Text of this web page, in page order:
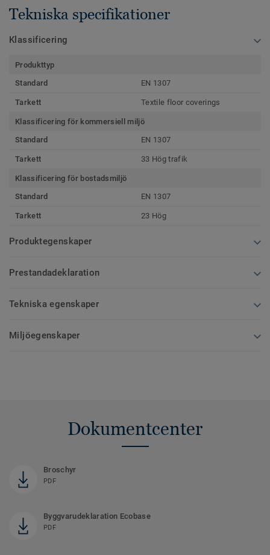
Tekniska specifikationer
Klassificering
Produkttyp
Standard
EN 1307
Tarkett Textile floor coverings
Klassificering för kommersiell miljö
Standard
EN 1307
Tarkett 33 Hög trafik
Klassificering för bostadsmiljö
Standard
EN 1307
Tarkett 23 Hög
Produktegenskaper
Prestandadeklaration
Tekniska egenskaper
Miljöegenskaper
Dokumentcenter
Broschyr
PDF
Byggvarudeklaration Ecobase
PDF